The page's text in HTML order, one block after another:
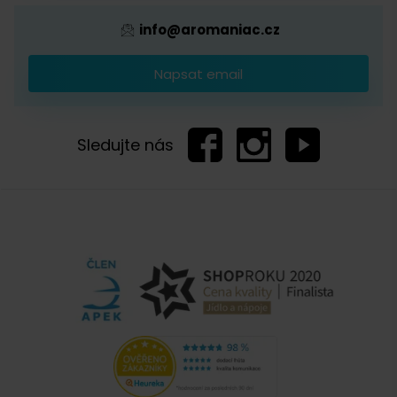
info@aromaniac.cz
Napsat email
Sledujte nás